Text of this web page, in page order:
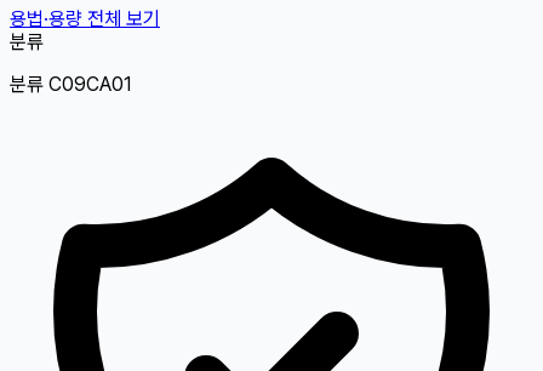
용법·용량 전체 보기
분류
분류 C09CA01